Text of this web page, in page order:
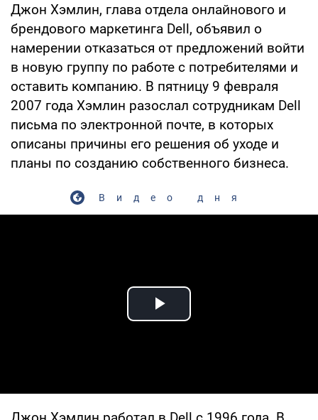
Джон Хэмлин, глава отдела онлайнового и
брендового маркетинга Dell, объявил о
намерении отказаться от предложений войти
в новую группу по работе с потребителями и
оставить компанию. В пятницу 9 февраля
2007 года Хэмлин разослал сотрудникам Dell
письма по электронной почте, в которых
описаны причины его решения об уходе и
планы по созданию собственного бизнеса.
Видео дня
Play Video